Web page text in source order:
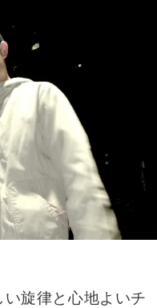
旋律と心地よいチ